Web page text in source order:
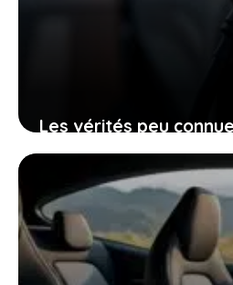
Les vérités peu
voitures électriques
presque invendables
l’occasion
26 janvier 2026